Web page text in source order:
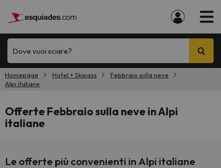
Dove vuoi sciare?
Homepage Hotel + Skipass
Febbraio sulla neve
Alpi italiane
Offerte Febbraio sulla neve in Alpi
italiane
Le offerte più convenienti in Alpi italiane